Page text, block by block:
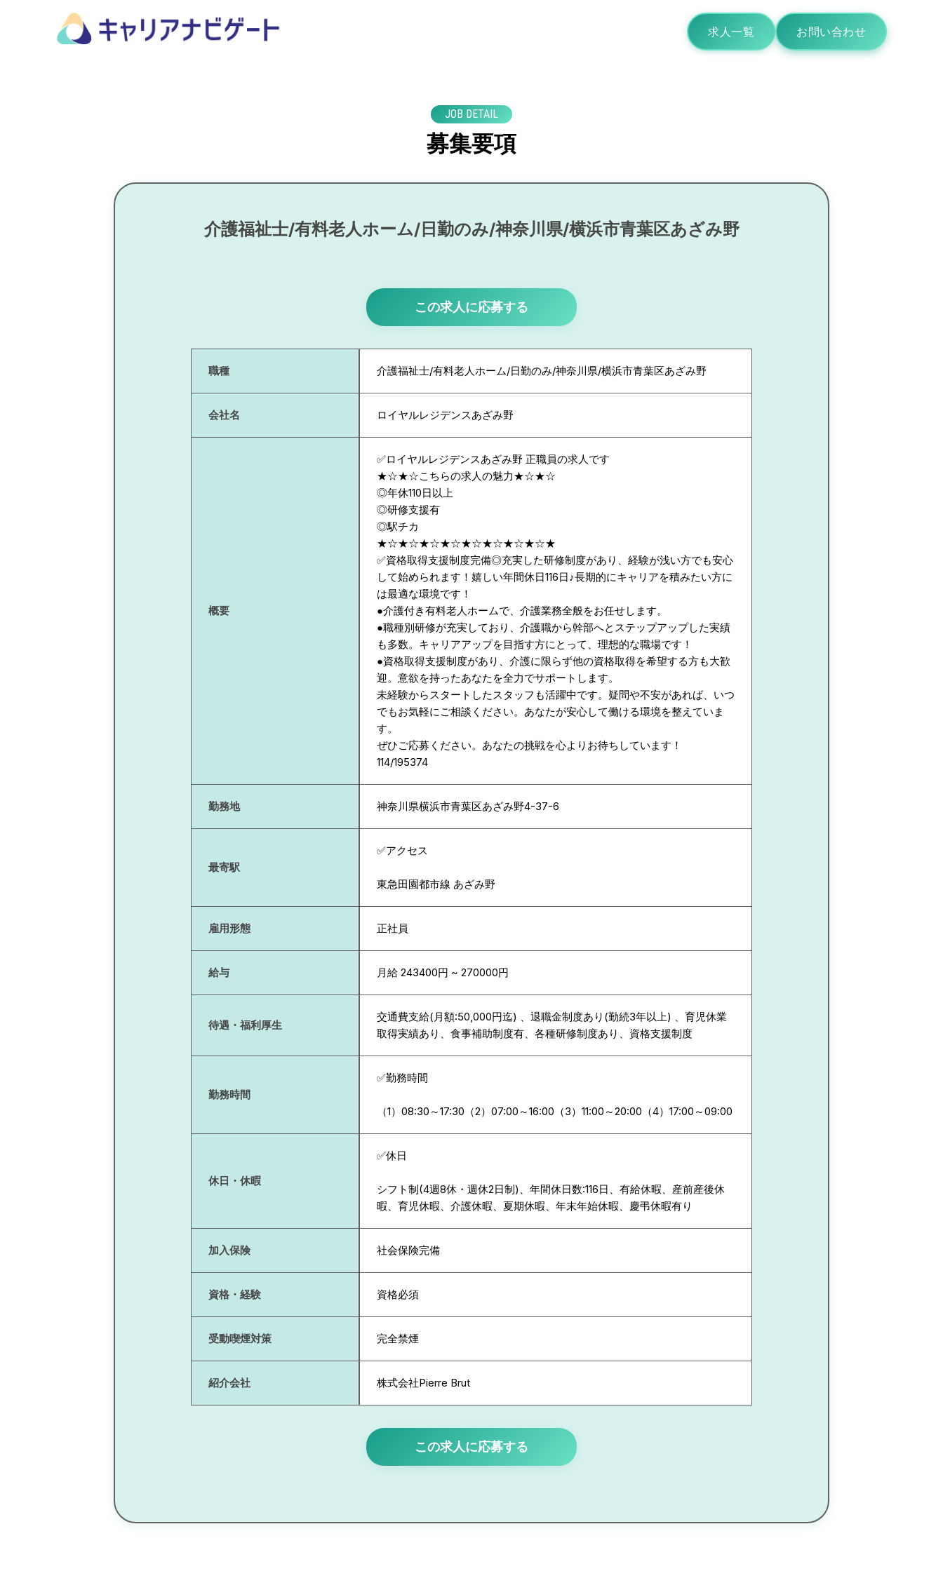
求人一覧 お問い合わせ
JOB DETAIL
募集要項
介護福祉士/有料老人ホーム/日勤のみ/神奈川県/横浜市青葉区あざみ野
この求人に応募する
職種 介護福祉士/有料老人ホーム/日勤のみ/神奈川県/横浜市青葉区あざみ野
会社名 ロイヤルレジデンスあざみ野
概要
✅ロイヤルレジデンスあざみ野 正職員の求人です
★☆★☆こちらの求人の魅力★☆★☆
◎年休110日以上
◎研修支援有
◎駅チカ
★☆★☆★☆★☆★☆★☆★☆★☆★
✅資格取得支援制度完備◎充実した研修制度があり、経験が浅い方でも安心
して始められます！嬉しい年間休日116日♪長期的にキャリアを積みたい方に
は最適な環境です！
●介護付き有料老人ホームで、介護業務全般をお任せします。
●職種別研修が充実しており、介護職から幹部へとステップアップした実績
も多数。キャリアアップを目指す方にとって、理想的な職場です！
●資格取得支援制度があり、介護に限らず他の資格取得を希望する方も大歓
迎。意欲を持ったあなたを全力でサポートします。
未経験からスタートしたスタッフも活躍中です。疑問や不安があれば、いつ
でもお気軽にご相談ください。あなたが安心して働ける環境を整えていま
す。
ぜひご応募ください。あなたの挑戦を心よりお待ちしています！
114/195374
勤務地 神奈川県横浜市青葉区あざみ野4-37-6
最寄駅
✅アクセス
東急田園都市線 あざみ野
雇用形態 正社員
給与 月給 243400円 ~ 270000円
待遇・福利厚生
交通費支給(月額:50,000円迄) 、退職金制度あり(勤続3年以上) 、育児休業
取得実績あり、食事補助制度有、各種研修制度あり、資格支援制度
勤務時間
✅勤務時間
（1）08:30～17:30（2）07:00～16:00（3）11:00～20:00（4）17:00～09:00
休日・休暇
✅休日
シフト制(4週8休・週休2日制)、年間休日数:116日、有給休暇、産前産後休
暇、育児休暇、介護休暇、夏期休暇、年末年始休暇、慶弔休暇有り
加入保険 社会保険完備
資格・経験 資格必須
受動喫煙対策 完全禁煙
紹介会社 株式会社Pierre Brut
この求人に応募する